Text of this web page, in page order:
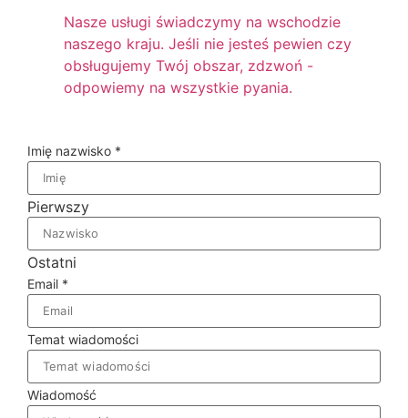
Imię nazwisko *
Pierwszy
Ostatni
Email *
Temat wiadomości
Wiadomość
Nasze usługi świadczymy na wschodzie
naszego kraju. Jeśli nie jesteś pewien czy
obsługujemy Twój obszar, zdzwoń -
odpowiemy na wszystkie pyania.